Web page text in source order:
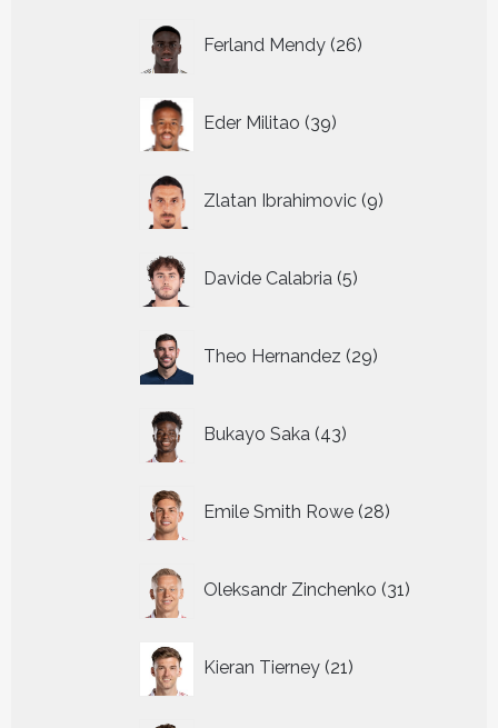
Ferland Mendy 26
producten
Eder Militao 39
producten
Zlatan Ibrahimovic 9
producten
Davide Calabria 5
producten
Theo Hernandez 29
producten
Bukayo Saka 43
producten
Emile Smith Rowe 28
producten
Oleksandr Zinchenko 31
producten
Kieran Tierney 21
producten